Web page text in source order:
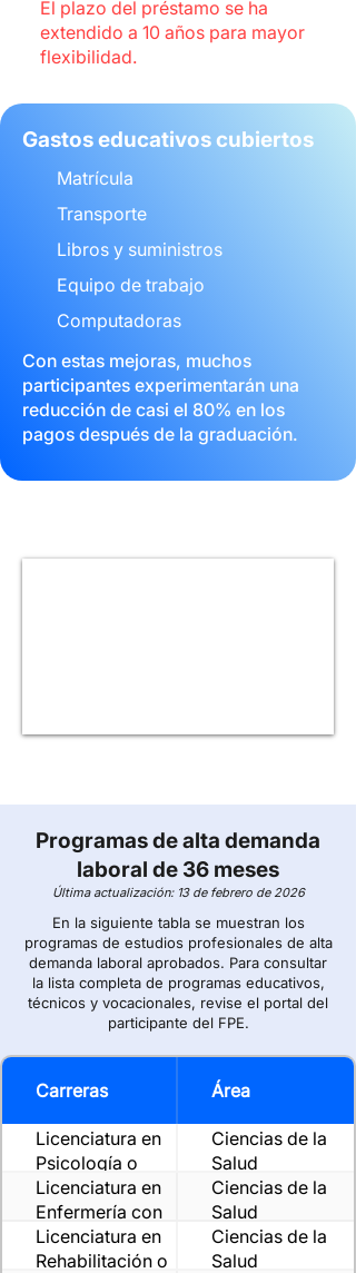
El plazo del préstamo se ha
extendido a 10 años para mayor
flexibilidad.
Gastos educativos cubiertos
Matrícula
Transporte
Libros y suministros
Equipo de trabajo
Computadoras
Con estas mejoras, muchos
participantes experimentarán una
reducción de casi el 80% en los
pagos después de la graduación.
Programas de alta demanda
laboral de 36 meses
Última actualización: 13 de febrero de 2026
En la siguiente tabla se muestran los
programas de estudios profesionales de alta
demanda laboral aprobados. Para consultar
la lista completa de programas educativos,
técnicos y vocacionales, revise el portal del
participante del FPE.
Carreras Área
Licenciatura en
Psicología o
Psicología
Clinica
Ciencias de la
Salud
Licenciatura en
Enfermería con
especialidad
Ciencias de la
Salud
Licenciatura en
Rehabilitación o
Ciencias de la
Salud